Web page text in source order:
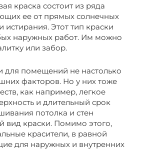
краска состоит из ряда
ее от прямых солнечных
истирания. Этот тип краски
наружных работ. Им можно
или забор.
для помещений не настолько
факторов. Но у них тоже
как например, легкое
и длительный срок
потолка и стен
вид краски. Помимо этого,
красители, в равной
для наружных и внутренних